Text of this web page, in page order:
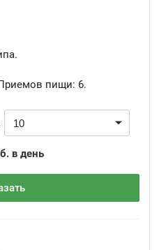
пищи: 6.
в день